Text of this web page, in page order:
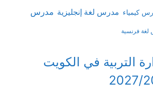
كيمياء مدرس لغة إنجليزية مدرس
فرنسية
التربية في الكويت